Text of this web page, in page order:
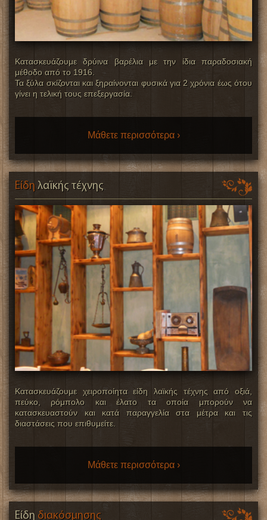
Κατασκευάζουμε δρύινα βαρέλια με την ίδια παραδοσιακή
μέθοδο από το 1916.
Τα ξύλα σκίζονται και ξηραίνονται φυσικά για 2 χρόνια έως ότου
γίνει η τελική τους επεξεργασία.
Μάθετε περισσότερα ›
Είδη λαϊκής τέχνης
Κατασκευάζουμε χειροποίητα είδη λαϊκής τέχνης από οξιά,
πεύκο, ρόμπολο και έλατο τα οποία μπορούν να
κατασκευαστούν και κατά παραγγελία στα μέτρα και τις
διαστάσεις που επιθυμείτε.
Μάθετε περισσότερα ›
Είδη διακόσμησης